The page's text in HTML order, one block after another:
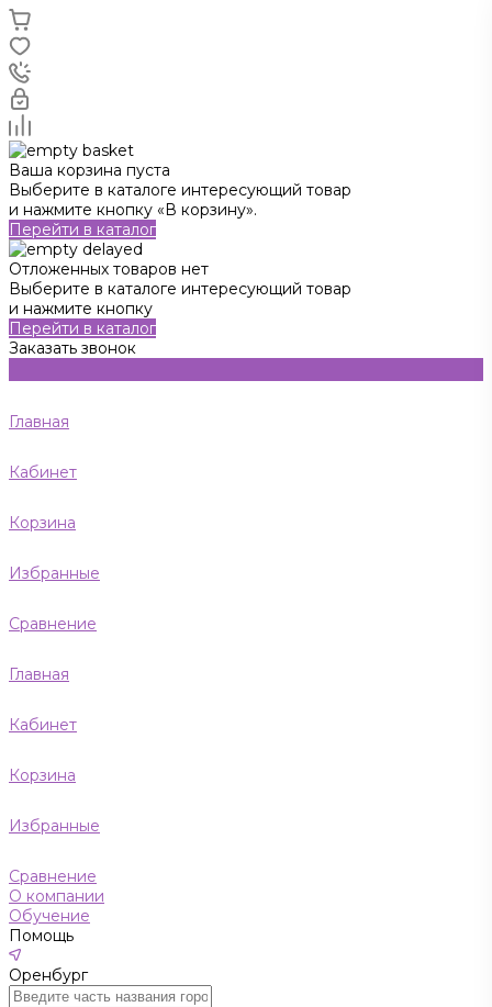
Ваша корзина пуста
Выберите в каталоге интересующий товар
и нажмите кнопку «В корзину».
Перейти в каталог
Отложенных товаров нет
Выберите в каталоге интересующий товар
и нажмите кнопку
Перейти в каталог
Заказать звонок
Главная
Кабинет
Корзина
Избранные
Сравнение
Главная
Кабинет
Корзина
Избранные
Сравнение
О компании
Обучение
Помощь
Оренбург